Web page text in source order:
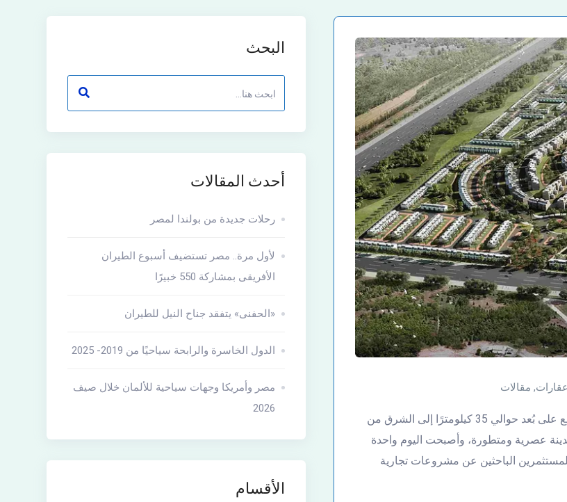
, مقالات
مدينة القاهرة الجديدة هي إحدى المدن الحديثة الكبرى في مصر، وتقع على بُعد حوالي 35 كيلومترًا إلى الشرق من
عصرية ومتطورة، وأصبحت اليوم واحدة
الباحثين عن مشروعات تجارية
البحث
أحدث المقالات
رحلات جديدة من بولندا لمصر
لأول مرة.. مصر تستضيف أسبوع الطيران
الأفريقى بمشاركة 550 خبيرًا
«الحفنى» يتفقد جناح النيل للطيران
الدول الخاسرة والرابحة سياحيًا من 2019- 2025
مصر وأمريكا وجهات سياحية للألمان خلال صيف
2026
الأقسام